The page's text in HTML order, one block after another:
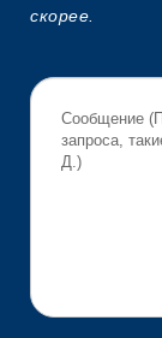
скорее.